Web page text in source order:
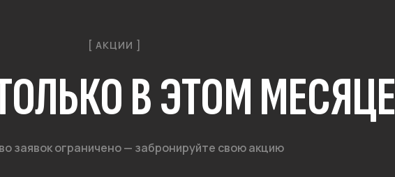
[ АКЦИИ ]
В ЭТОМ МЕСЯЦЕ
заявок ограничено — забронируйте свою акцию